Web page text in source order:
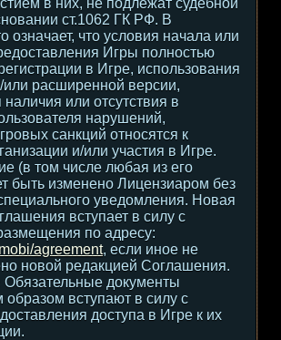
в них, не подлежат судебной
ст.1062 ГК РФ. В
означает, что условия начала или
Игры полностью
в Игре, использования
или расширенной версии,
или отсутствия в
нарушений,
санкций относятся к
и/или участия в Игре.
(в том числе любая из его
быть изменено Лицензиаром без
уведомления. Новая
вступает в силу с
по адресу:
agreement, если иное не
новой редакцией Соглашения.
документы
образом вступают в силу с
доступа в Игре к их